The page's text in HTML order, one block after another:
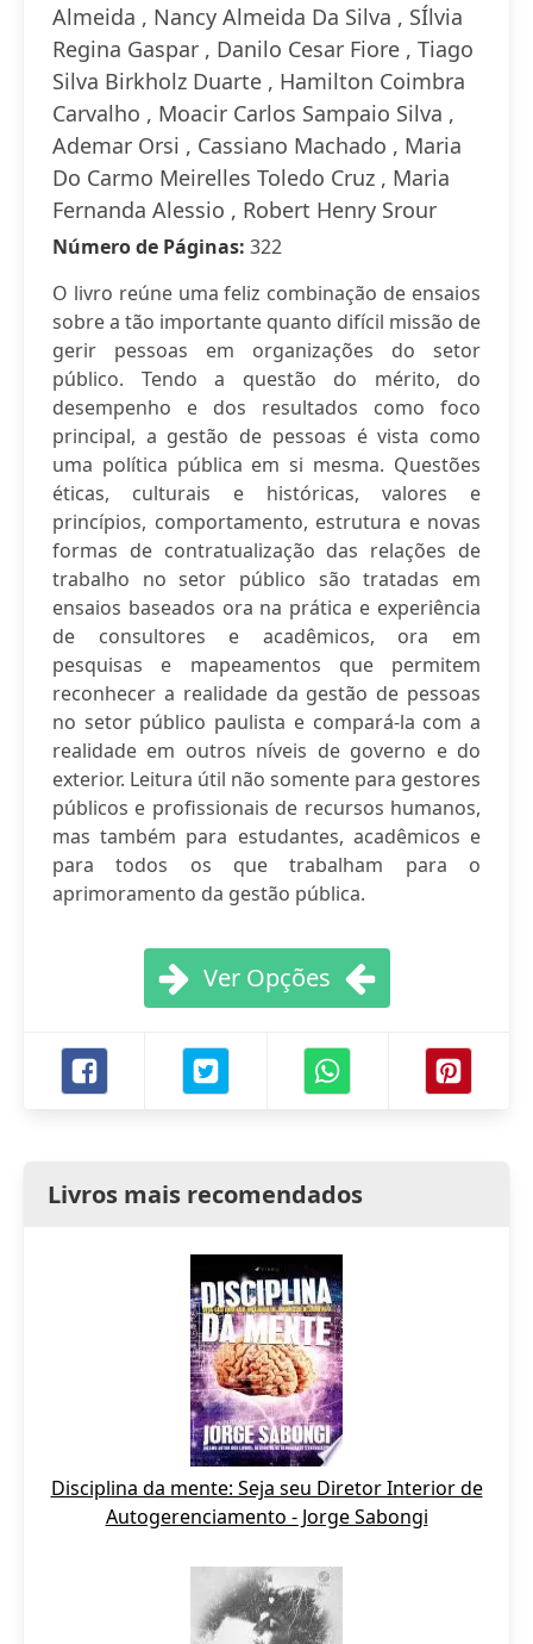
Almeida , Nancy Almeida Da Silva , SÍlvia
Regina Gaspar , Danilo Cesar Fiore , Tiago
Silva Birkholz Duarte , Hamilton Coimbra
Carvalho , Moacir Carlos Sampaio Silva ,
Ademar Orsi , Cassiano Machado , Maria
Do Carmo Meirelles Toledo Cruz , Maria
Fernanda Alessio , Robert Henry Srour
Número de Páginas: 322
O livro reúne uma feliz combinação de ensaios
sobre a tão importante quanto difícil missão de
gerir pessoas em organizações do setor
público. Tendo a questão do mérito, do
desempenho e dos resultados como foco
principal, a gestão de pessoas é vista como
uma política pública em si mesma. Questões
éticas, culturais e históricas, valores e
princípios, comportamento, estrutura e novas
formas de contratualização das relações de
trabalho no setor público são tratadas em
ensaios baseados ora na prática e experiência
de consultores e acadêmicos, ora em
pesquisas e mapeamentos que permitem
reconhecer a realidade da gestão de pessoas
no setor público paulista e compará-la com a
realidade em outros níveis de governo e do
exterior. Leitura útil não somente para gestores
públicos e profissionais de recursos humanos,
mas também para estudantes, acadêmicos e
para todos os que trabalham para o
aprimoramento da gestão pública.
Ver Opções
Livros mais recomendados
Disciplina da mente: Seja seu Diretor Interior de
Autogerenciamento - Jorge Sabongi